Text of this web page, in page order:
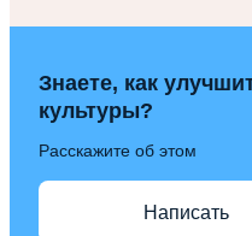
Знаете, как
культуры?
Расскажите об этом
Написать